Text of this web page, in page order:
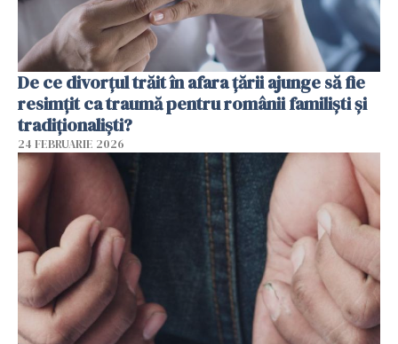
De ce divorțul trăit în afara țării ajunge să fie
resimțit ca traumă pentru românii familiști și
tradiționaliști?
24 FEBRUARIE 2026